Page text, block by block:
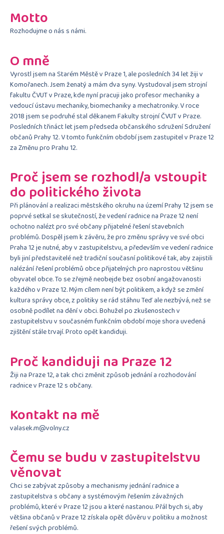
Motto
Rozhodujme o nás s námi.
O mně
Vyrostl jsem na Starém Městě v Praze 1, ale posledních 34 let žiji v
Komořanech. Jsem ženatý a mám dva syny. Vystudoval jsem strojní
fakultu ČVUT v Praze, kde nyní pracuji jako profesor mechaniky a
vedoucí ústavu mechaniky, biomechaniky a mechatroniky. V roce
2018 jsem se podruhé stal děkanem Fakulty strojní ČVUT v Praze.
Posledních třináct let jsem předseda občanského sdružení Sdružení
občanů Prahy 12. V tomto funkčním období jsem zastupitel v Praze 12
za Změnu pro Prahu 12.
Proč jsem se rozhodl/a vstoupit
do politického života
Při plánování a realizaci městského okruhu na území Prahy 12 jsem se
poprvé setkal se skutečností, že vedení radnice na Praze 12 není
ochotno nalézt pro své občany přijatelné řešení stavebních
problémů. Dospěl jsem k závěru, že pro změnu správy ve své obci
Praha 12 je nutné, aby v zastupitelstvu, a především ve vedení radnice
byli jiní představitelé než tradiční současní politikové tak, aby zajistili
nalézání řešení problémů obce přijatelných pro naprostou většinu
obyvatel obce. To se zřejmě neobejde bez osobní angažovanosti
každého v Praze 12. Mým cílem není být politikem, a když se změní
kultura správy obce, z politiky se rád stáhnu Teď ale nezbývá, než se
osobně podílet na dění v obci. Bohužel po zkušenostech v
zastupitelstvu v současném funkčním období moje shora uvedená
zjištění stále trvají. Proto opět kandiduji.
Proč kandiduji na Praze 12
Žiji na Praze 12, a tak chci změnit způsob jednání a rozhodování
radnice v Praze 12 s občany.
Kontakt na mě
valasek.m@volny.cz
Čemu se budu v zastupitelstvu
věnovat
Chci se zabývat způsoby a mechanismy jednání radnice a
zastupitelstva s občany a systémovým řešením závažných
problémů, které v Praze 12 jsou a které nastanou. Přál bych si, aby
většina občanů v Praze 12 získala opět důvěru v politiku a možnost
řešení svých problémů.